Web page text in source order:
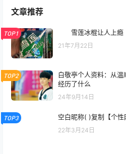
文章推荐
TOP1 雪莲冰棍让人上瘾
21年7月22日
TOP2
白敬亭个人资料：从
经历了什么
24年9月14日
TOP3 空白昵称( )复制【个性
22年3月24日